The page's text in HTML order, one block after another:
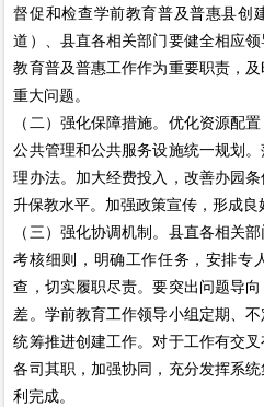
督促和检查学前教育普及普惠县创
道）、县直各相关部门要健全相应
教育普及普惠工作作为重要职责，
重大问题。
（二）强化保障措施。优化资源配
公共管理和公共服务设施统一规划
理办法。加大经费投入，改善办园
升保教水平。加强政策宣传，形成良
（三）强化协调机制。县直各相关
考核细则，明确工作任务，安排专
查，切实履职尽责。要突出问题导
差。学前教育工作领导小组定期、
统筹推进创建工作。对于工作有交
各司其职，加强协同，充分发挥系
利完成。